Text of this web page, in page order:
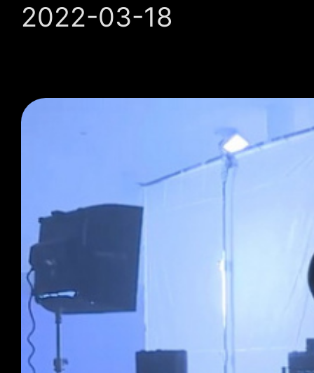
2022-03-18